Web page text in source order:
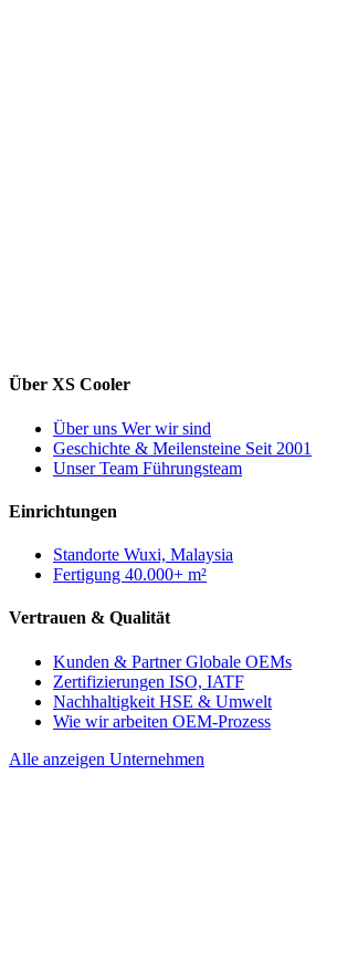
Über XS Cooler
Über uns Wer wir sind
Geschichte & Meilensteine Seit 2001
Unser Team Führungsteam
Einrichtungen
Standorte Wuxi, Malaysia
Fertigung 40.000+ m²
Vertrauen & Qualität
Kunden & PartnerGlobale OEMs
Zertifizierungen ISO, IATF
Nachhaltigkeit HSE & Umwelt
Wie wir arbeiten OEM-Prozess
Alle anzeigen Unternehmen